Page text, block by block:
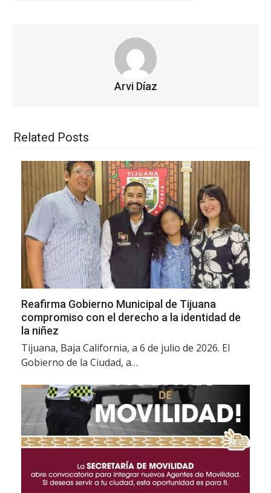
Arvi Díaz
Related Posts
Reafirma Gobierno Municipal de Tijuana
compromiso con el derecho a la identidad de
la niñez
Tijuana, Baja California, a 6 de julio de 2026. El
Gobierno de la Ciudad, a…